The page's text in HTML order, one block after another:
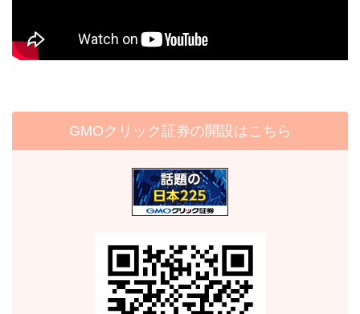
GMOクリック証券の開設はこちら